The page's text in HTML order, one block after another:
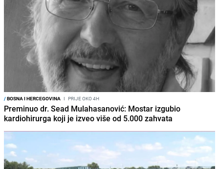
/BOSNA I HERCEGOVINA I PRIJE OKO 4H
Preminuo dr. Sead Mulahasanović: Mostar izgubio
kardiohirurga koji je izveo više od 5.000 zahvata